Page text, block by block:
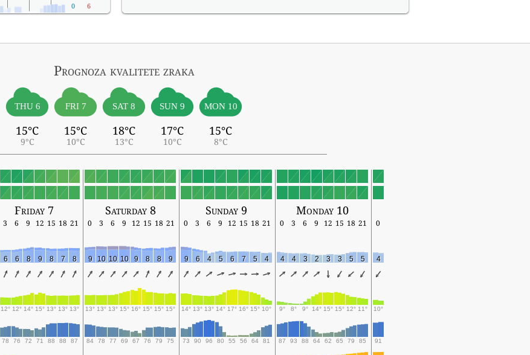
0 6
Prognoza kvalitete zraka
THU 6
15°C
9°C
FRI 7
15°C
10°C
SAT 8
18°C
13°C
SUN 9
17°C
10°C
MON 10
15°C
8°C
Friday 7 Saturday 8 Sunday 9 Monday 10
3 6 9 12 15 18 21 0 3 6 9 12 15 18 21 0 3 6 9 12 15 18 21 0 3 6 9 12 15 18 21
0
6 6 8 9 8 7 8 9 10 10 10 9 8 8 9 9 6 4 5 6 7 5 4 4 4 3 2 3 3 5 5 4
12° 12° 14° 15° 13° 13° 13° 13° 13° 13° 15° 16° 15° 15° 15° 14° 13° 13° 14° 17° 16° 15° 10° 9° 8° 9° 14° 15° 15° 12° 11° 10°
78 76 72 71 88 88 87 84 78 77 69 67 76 79 75 73 90 96 80 55 56 64 81 87 93 88 64 62 65 79 85 91